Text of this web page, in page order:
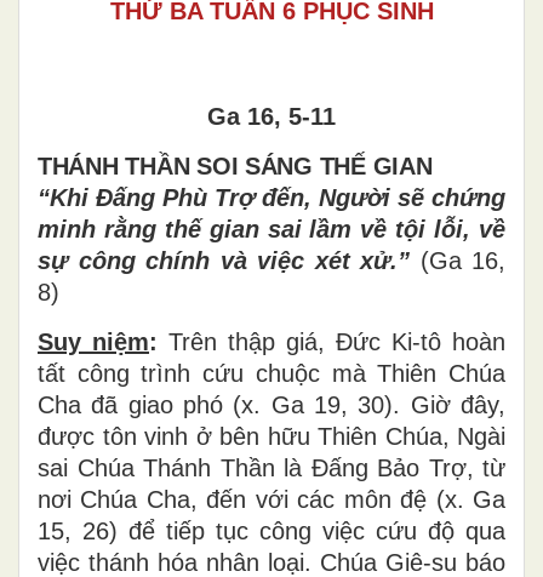
THỨ BA TUẦN 6 PHỤC SINH
Ga 16, 5-11
THÁNH THẦN SOI SÁNG THẾ GIAN
“Khi Đấng Phù Trợ đến, Người sẽ chứng
minh rằng thế gian sai lầm về tội lỗi, về
sự công chính và việc xét xử.” (Ga 16,
8)
Suy niệm: Trên thập giá, Đức Ki-tô hoàn
tất công trình cứu chuộc mà Thiên Chúa
Cha đã giao phó (x. Ga 19, 30). Giờ đây,
được tôn vinh ở bên hữu Thiên Chúa, Ngài
sai Chúa Thánh Thần là Đấng Bảo Trợ, từ
nơi Chúa Cha, đến với các môn đệ (x. Ga
15, 26) để tiếp tục công việc cứu độ qua
việc thánh hóa nhân loại. Chúa Giê-su báo